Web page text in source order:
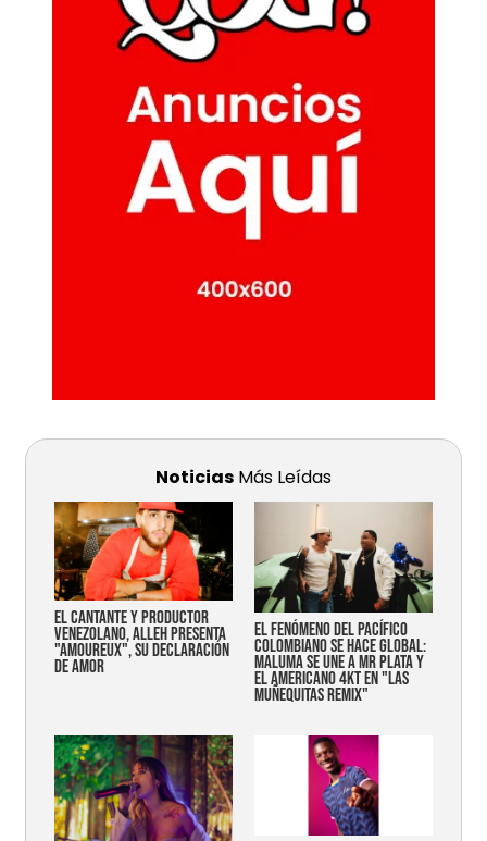
Noticias Más Leídas
EL CANTANTE Y PRODUCTOR
VENEZOLANO, ALLEH PRESENTA
"AMOUREUX", SU DECLARACIÓN
DE AMOR
EL FENÓMENO DEL PACÍFICO
COLOMBIANO SE HACE GLOBAL:
MALUMA SE UNE A MR PLATA Y
EL AMERICANO 4KT EN "LAS
MUÑEQUITAS REMIX"